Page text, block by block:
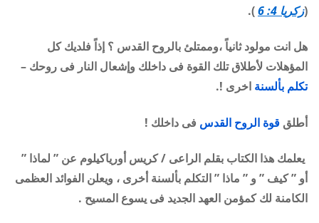
(زكريا 4: 6 ).
هل انت مولود ثانياً ،وممتلئ بالروح القدس ؟ إذاً فلديك كل
المؤهلات لأطلاق تلك القوة فى داخلك وإشعال النار فى روحك –
تكلم بألسنة اخرى !.
أطلق قوة الروح القدس فى داخلك !
يعلمك هذا الكتاب بقلم الراعى / كريس أورياكيلوم عن ” لماذا ”
أو ” كيف ” و ” ماذا ” التكلم بألسنة أخرى ، ويعلن الفوائد العظمى
الكامنة لك كمؤمن العهد الجديد فى يسوع المسيح .